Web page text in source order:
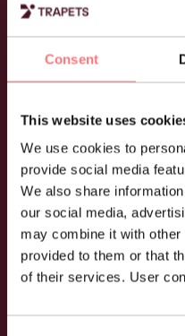
Consent
This website uses
We use cookies to
provide social media
We also share
our social media,
may combine it with other
provided to them or that
of their services. User
kontroll.
Tydlighet i varje
Få tydlig
full spårbarhet – så att
och kontroll.
Resultat ni kan
Används av